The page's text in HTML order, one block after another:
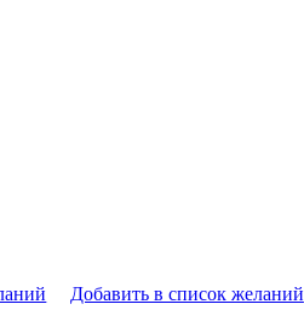
Добавить в список желаний